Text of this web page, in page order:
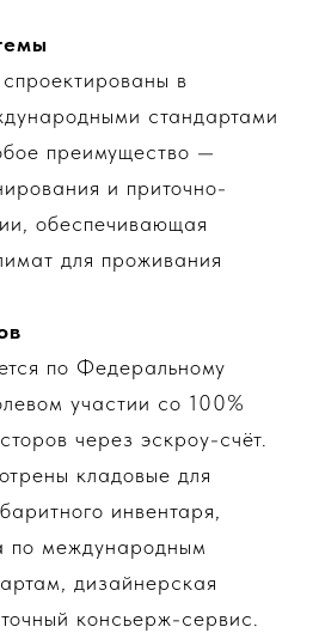
в
стандартами
преимущество —
и приточно-
обеспечивающая
для проживания
по Федеральному
участии со 100%
через эскроу-счёт.
кладовые для
инвентаря,
по международным
дизайнерская
консьерж-сервис.